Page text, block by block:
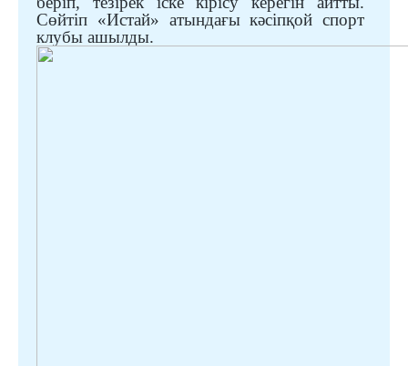
Сөйтіп «Истай» атындағы кәсіпқой спорт
клубы ашылды.